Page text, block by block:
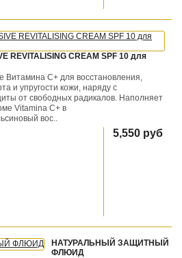
REVITALISING CREAM SPF 10 для
Витамина С+ для восстановления,
и упругости кожи, наряду с
от свободных радикалов. Наполняет
Vitamina C+ в
вос..
5,550 руб
НАТУРАЛЬНЫЙ ЗАЩИТНЫЙ
ФЛЮИД